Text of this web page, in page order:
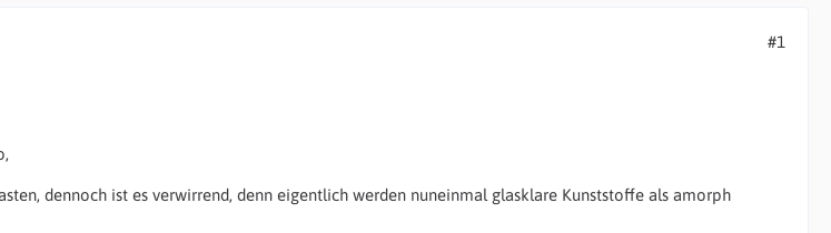
#1
dennoch ist es verwirrend, denn eigentlich werden nuneinmal glasklare Kunststoffe als amorph